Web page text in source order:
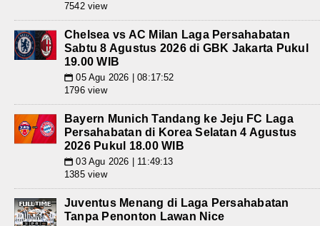
7542 view
Chelsea vs AC Milan Laga Persahabatan
Sabtu 8 Agustus 2026 di GBK Jakarta Pukul
19.00 WIB
📅 05 Agu 2026 | 08:17:52
1796 view
Bayern Munich Tandang ke Jeju FC Laga
Persahabatan di Korea Selatan 4 Agustus
2026 Pukul 18.00 WIB
📅 03 Agu 2026 | 11:49:13
1385 view
Juventus Menang di Laga Persahabatan
Tanpa Penonton Lawan Nice